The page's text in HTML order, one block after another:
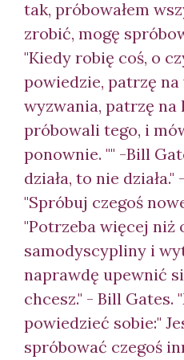
tak, próbowałem
zrobić, mogę
"Kiedy robię coś, o
powiedzie, patrzę
wyzwania, patrzę
próbowali tego, i
ponownie. "" -Bill
działa, to nie działa."
"Spróbuj czegoś
"Potrzeba więcej niż
samodyscypliny i
naprawdę upewnić
chcesz." - Bill Gates.
powiedzieć sobie:"
spróbować czegoś